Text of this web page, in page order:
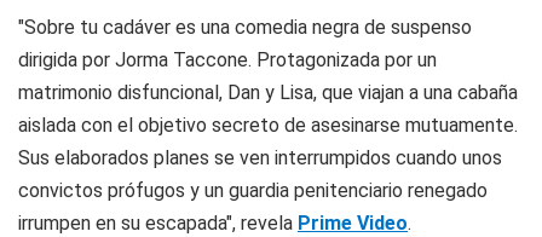
"Sobre tu cadáver es una comedia negra de suspenso
dirigida por Jorma Taccone. Protagonizada por un
matrimonio disfuncional, Dan y Lisa, que viajan a una cabaña
aislada con el objetivo secreto de asesinarse mutuamente.
Sus elaborados planes se ven interrumpidos cuando unos
convictos prófugos y un guardia penitenciario renegado
irrumpen en su escapada", revela Prime Video.